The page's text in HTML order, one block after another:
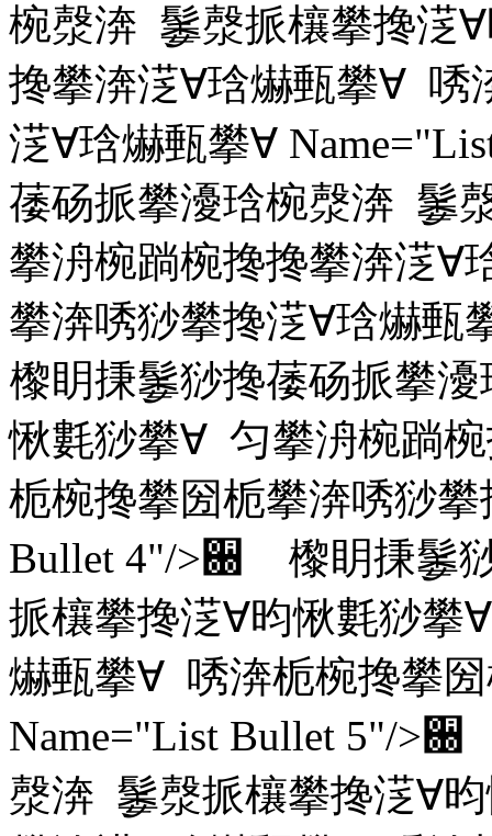
椀漀渀 䰀漀挀欀攀搀㴀
搀攀渀㴀∀琀爀甀攀∀ 唀
㴀∀琀爀甀攀∀
䔀砀挀攀瀀琀椀漀渀 䰀
攀洀椀䠀椀搀搀攀渀㴀∀
攀渀唀猀攀搀㴀∀琀爀
㰀眀㨀䰀猀搀䔀砀挀攀
愀氀猀攀∀ 匀攀洀椀䠀
栀椀搀攀圀栀攀渀唀猀
Bullet 4"/>਀ 㰀眀㨀䰀
挀欀攀搀㴀∀昀愀氀猀攀
爀甀攀∀ 唀渀栀椀搀攀
Name="List Bullet 5"/
漀渀 䰀漀挀欀攀搀㴀∀